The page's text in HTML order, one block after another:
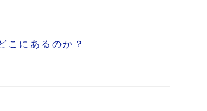
こにあるのか？